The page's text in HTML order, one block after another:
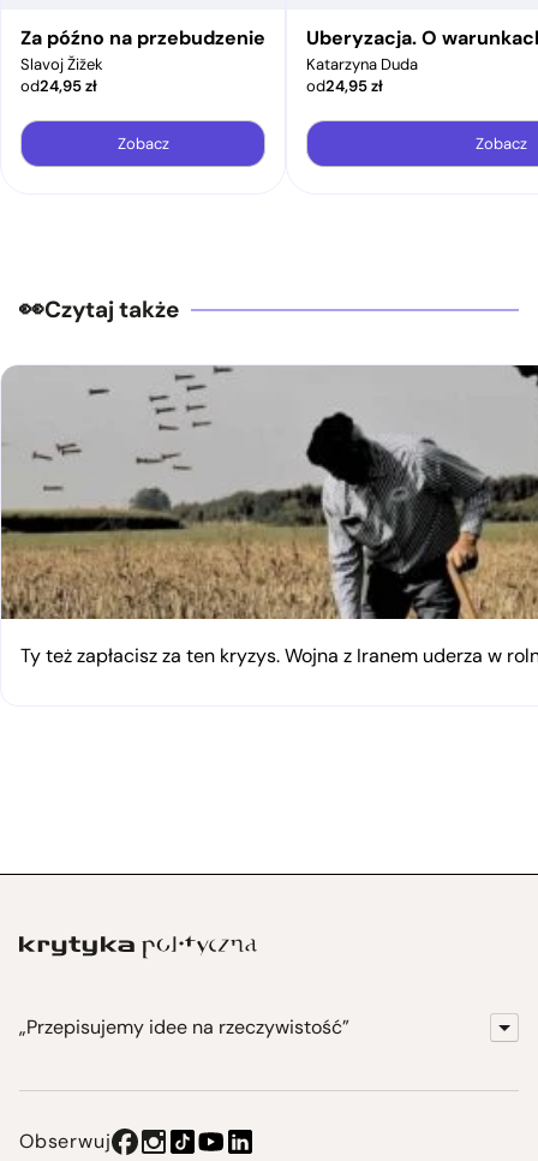
Za późno na przebudzenie
Slavoj Žižek
od24,95zł
Zobacz
Uberyzacja. O
Katarzyna Duda
od24,95zł
Zobacz
Czytaj także
Ty też zapłacisz za ten kryzys. Wojna z Iranem uderza w
„Przepisujemy idee na rzeczywistość”
Obserwuj